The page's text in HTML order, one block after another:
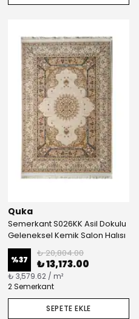
Quka
Semerkant S026KK Asil Dokulu
Geleneksel Kemik Salon Halısı
%37
₺ 20,804.00
₺ 13,173.00
₺ 3,579.62 / m²
2 Semerkant
SEPETE EKLE